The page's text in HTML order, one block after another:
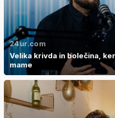
24ur.com
Velika krivda in bolečina,
mame